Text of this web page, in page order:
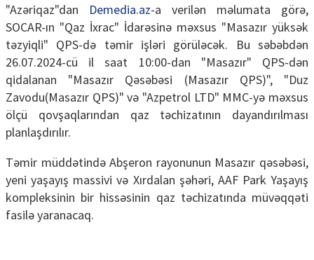
"Azəriqaz"dan Demedia.az-a verilən məlumata görə,
SOCAR-ın "Qaz İxrac" İdarəsinə məxsus "Masazır yüksək
təzyiqli" QPS-də təmir işləri görüləcək. Bu səbəbdən
26.07.2024-cü il saat 10:00-dan "Masazır" QPS-dən
qidalanan "Masazır Qəsəbəsi (Masazır QPS)", "Duz
Zavodu(Masazır QPS)" və "Azpetrol LTD" MMC-yə məxsus
ölçü qovşaqlarından qaz təchizatının dayandırılması
planlaşdırılır.
Təmir müddətində Abşeron rayonunun Masazır qəsəbəsi,
yeni yaşayış massivi və Xırdalan şəhəri, AAF Park Yaşayış
kompleksinin bir hissəsinin qaz təchizatında müvəqqəti
fasilə yaranacaq.